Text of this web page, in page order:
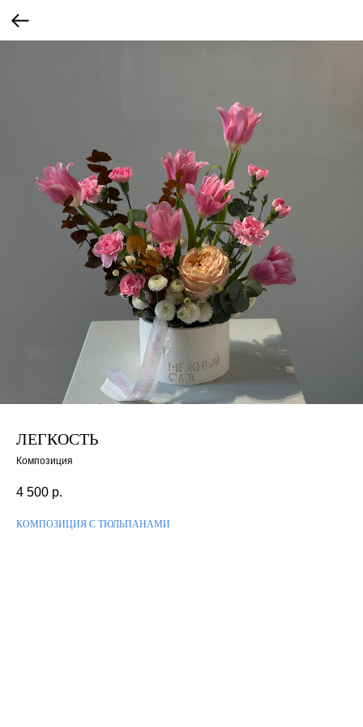
ЛЕГКОСТЬ
Композиция
4 500 р.
КОМПОЗИЦИЯ С ТЮЛЬПАНАМИ